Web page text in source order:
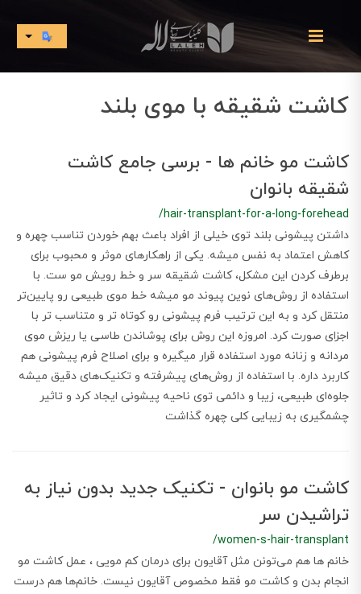
کاشت شقیقه با موی بلند
کاشت مو خانم ها - برسی جامع کاشت
شقیقه بانوان
/hair-transplant-for-a-long-forehead
داشتن پیشونی بلند توی خیلی از افراد باعث بهم خوردن تناسب چهره و
کاهش اعتماد به نفس میشه. یکی از راهکارهای موثر و محبوب برای
برطرف کردن این مشکل، کاشت شقیقه سر و خط رویش مو ست. با
استفاده از روش‌های نوین پیوند مو میشه خط موی طبیعی رو پایین‌تر
منتقل کرد و به این ترتیب فرم پیشونی رو کوتاه‌ تر و متناسب‌ تر با
اجزای صورت کرد. امروزه این روش برای پوشاندن طاسی یا ریزش موی
مردانه و زنانه مورد استفاده قرار میگیره و برای اصلاح فرم پیشونی هم
کاربرد داره. با استفاده از روش‌های پیشرفته و تکنیک‌های دقیق میشه
جلوه‌ای طبیعی، زیبا و دائمی توی ناحیه پیشونی ایجاد کرد و تاثیر
چشمگیری به زیبایی کلی چهره گذاشت
کاشت مو بانوان - تکنیک جدید بدون نیاز به
تراشیدن سر
/women-s-hair-transplant
خانم ها هم می‌تونن مثل آقایون برای درمان کم مویی ، عمل کاشت مو
انجام بدن و کاشت مو فقط مخصوص آقایون نیست. خانم‌ها هم درست